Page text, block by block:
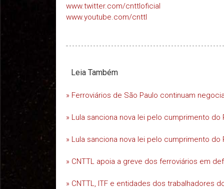
www.twitter.com/cnttloficial
www.youtube.com/cnttl
Leia Também
» Ferroviários de São Paulo continuam
» Lula sanciona nova lei pelo cumprimento do
» Lula sanciona nova lei pelo cumprimento do
» CNTTL apoia a greve dos ferroviários em
» CNTTL, ITF e entidades dos trabalhadores